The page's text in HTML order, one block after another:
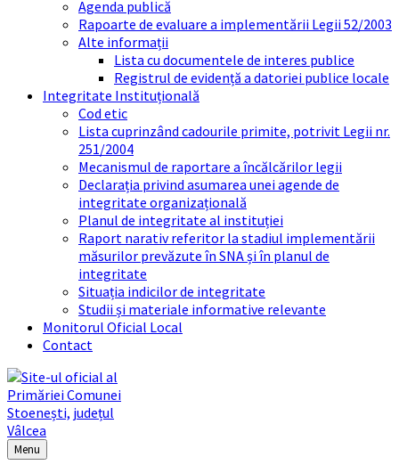
Agenda publică
Rapoarte de evaluare a implementării Legii 52/2003
Alte informații
Lista cu documentele de interes publice
Registrul de evidență a datoriei publice locale
Integritate Instituțională
Cod etic
Lista cuprinzând cadourile primite, potrivit Legii nr.
251/2004
Mecanismul de raportare a încălcărilor legii
Declarația privind asumarea unei agende de
integritate organizațională
Planul de integritate al instituției
Raport narativ referitor la stadiul implementării
măsurilor prevăzute în SNA și în planul de
integritate
Situația indicilor de integritate
Studii și materiale informative relevante
Monitorul Oficial Local
Contact
Menu